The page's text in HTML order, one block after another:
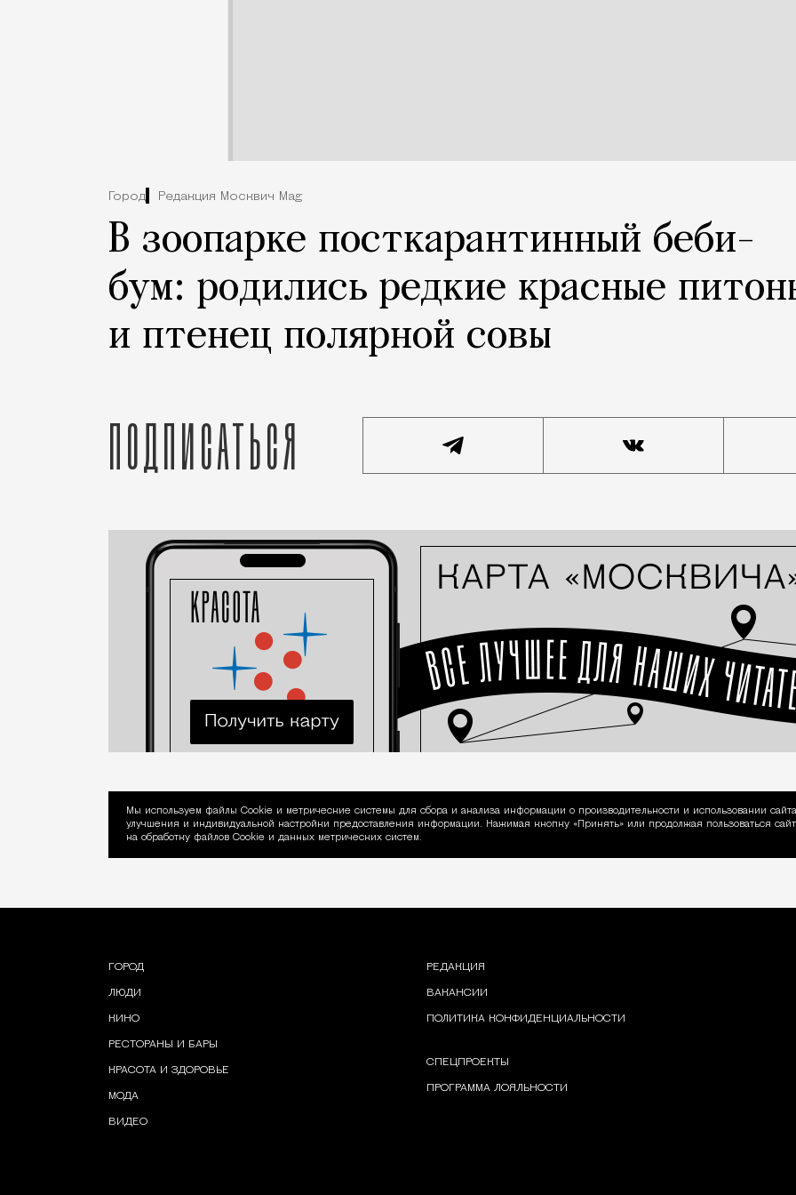
Город Редакция Москвич Mag
В зоопарке посткарантинный беби-
бум: родились редкие красные
и птенец полярной совы
Подписаться
Уведомление об использовании Cookie
Мы используем файлы Сookie и метрические системы для сбора и анализа информации о производительности и использовании
улучшения и индивидуальной настройки предоставления информации. Нажимая кнопку «Принять» или продолжая пользоваться
на обработку файлов Cookie и данных метрических систем.
ГОРОД
ЛЮДИ
КИНО
РЕСТОРАНЫ И БАРЫ
КРАСОТА И ЗДОРОВЬЕ
МОДА
ВИДЕО
РЕДАКЦИЯ
ВАКАНСИИ
ПОЛИТИКА КОНФИДЕНЦИАЛЬНОСТИ
СПЕЦПРОЕКТЫ
ПРОГРАММА ЛОЯЛЬНОСТИ